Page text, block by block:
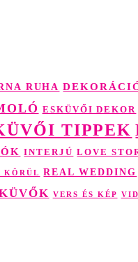
RUHA
ESKÜVŐI DEKOR
TIPPEK
INTERJÚ LOVE
KÖRÜL REAL WEDDING
VERS ÉS KÉP